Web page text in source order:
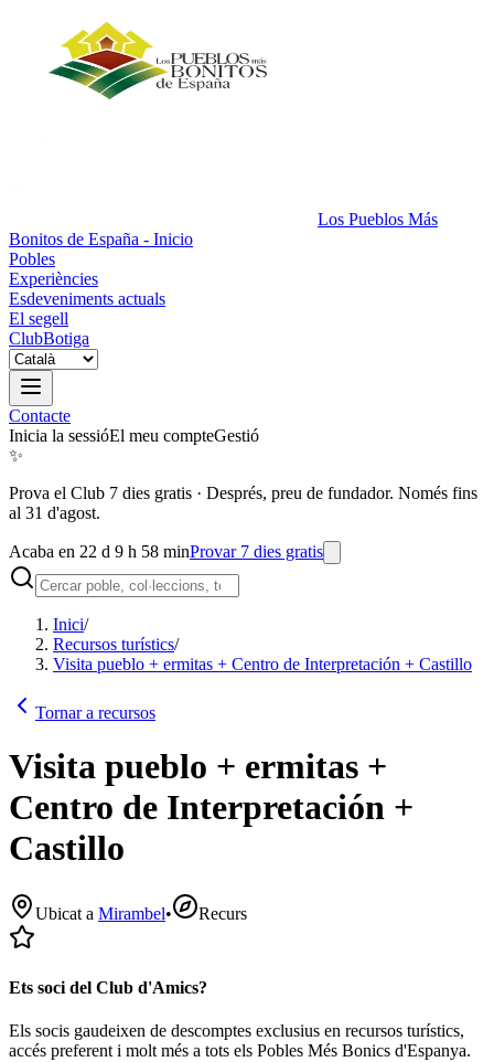
Los Pueblos Más
Bonitos de España - Inicio
Pobles
Experiències
Esdeveniments actuals
El segell
ClubBotiga
Contacte
Inicia la sessióEl meu compteGestió
✨
Prova el Club 7 dies gratis · Després, preu de fundador. Només fins
al 31 d'agost.
Acaba en 22 d 9 h 58 minProvar 7 dies gratis
Inici/
Recursos turístics/
Visita pueblo + ermitas + Centro de Interpretación + Castillo
Tornar a recursos
Visita pueblo + ermitas +
Centro de Interpretación +
Castillo
Ubicat a Mirambel• Recurs
Ets soci del Club d'Amics?
Els socis gaudeixen de descomptes exclusius en recursos turístics,
accés preferent i molt més a tots els Pobles Més Bonics d'Espanya.